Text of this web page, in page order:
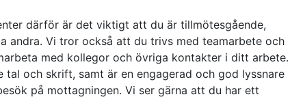
därför är det viktigt att du är tillmötesgående,
andra. Vi tror också att du trivs med teamarbete och
med kollegor och övriga kontakter i ditt arbete.
tal och skrift, samt är en engagerad och god lyssnare
på mottagningen. Vi ser gärna att du har ett